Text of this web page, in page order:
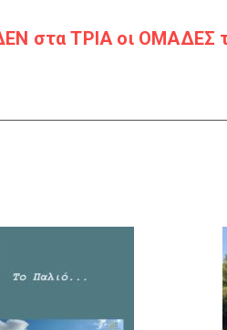
στα ΤΡΙΑ οι ΟΜΑΔΕΣ